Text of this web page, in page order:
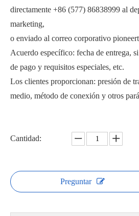
Válvula de bola roscada 1000PSI PQ11F
directamente +86 (577) 86838999 al
marketing,
o enviado al correo corporativo
Acuerdo específico: fecha de entrega,
de pago y requisitos especiales, etc.
Los clientes proporcionan: presión de
medio, método de conexión y otros
Cantidad:
Preguntar